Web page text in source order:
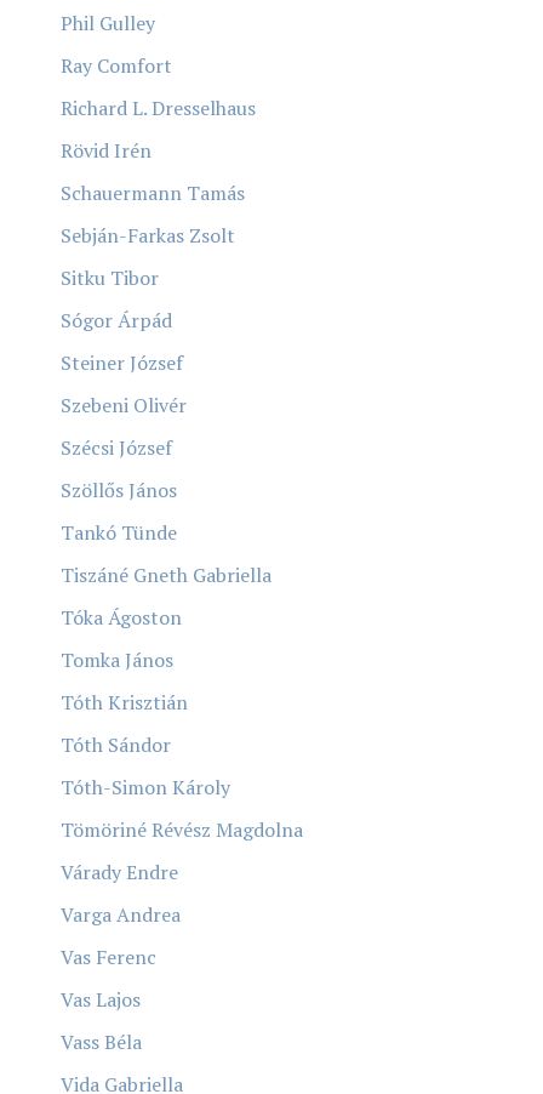
Phil Gulley
Ray Comfort
Richard L. Dresselhaus
Rövid Irén
Schauermann Tamás
Sebján-Farkas Zsolt
Sitku Tibor
Sógor Árpád
Steiner József
Szebeni Olivér
Szécsi József
Szöllős János
Tankó Tünde
Tiszáné Gneth Gabriella
Tóka Ágoston
Tomka János
Tóth Krisztián
Tóth Sándor
Tóth-Simon Károly
Tömöriné Révész Magdolna
Várady Endre
Varga Andrea
Vas Ferenc
Vas Lajos
Vass Béla
Vida Gabriella